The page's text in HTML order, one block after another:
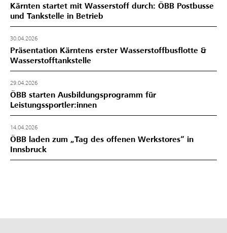
Kärnten startet mit Wasserstoff durch: ÖBB Postbusse
und Tankstelle in Betrieb
30.04.2026
Präsentation Kärntens erster Wasserstoffbusflotte &
Wasserstofftankstelle
29.04.2026
ÖBB starten Ausbildungsprogramm für
Leistungssportler:innen
14.04.2026
ÖBB laden zum „Tag des offenen Werkstores“ in
Innsbruck